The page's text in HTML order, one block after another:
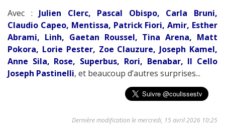
Avec : Julien Clerc, Pascal Obispo, Carla Bruni,
Claudio Capeo, Mentissa, Patrick Fiori, Amir, Esther
Abrami, Linh, Gaetan Roussel, Tina Arena, Matt
Pokora, Lorie Pester, Zoe Clauzure, Joseph Kamel,
Anne Sila, Rose, Superbus, Rori, Benabar, Il Cello
Joseph Pastinelli, et beaucoup d’autres surprises...
Dernière modification le mercredi, 15 avril 2026 10:25